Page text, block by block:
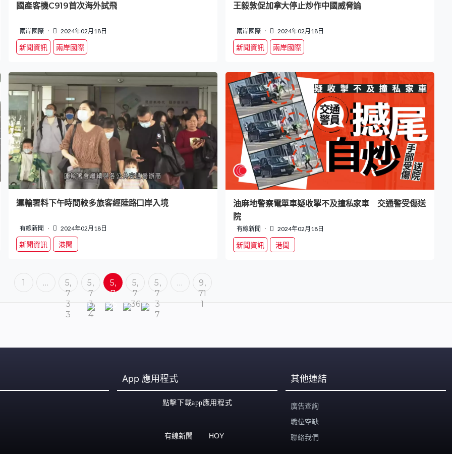
國產客機C919首次海外試飛
兩岸國際 2024年02月18日
新聞資訊 兩岸國際
王毅敦促加拿大停止炒作中國威脅論
兩岸國際 2024年02月18日
新聞資訊 兩岸國際
運輸署料下午時間較多旅客經陸路口岸入境
有線新聞 2024年02月18日
新聞資訊 港聞
油麻地警察電單車疑收掣不及撞私家車 交通警受傷送
院
有線新聞 2024年02月18日
新聞資訊 港聞
1 …
5,
7
3
3
5,
7
3
4
5,
7
35
5,
7
36
5,
7
3
7
…
9,
71
1
App 應用程式
點擊下載app應用程式
有線新聞 HOY
其他連結
廣告查詢
職位空缺
聯絡我們